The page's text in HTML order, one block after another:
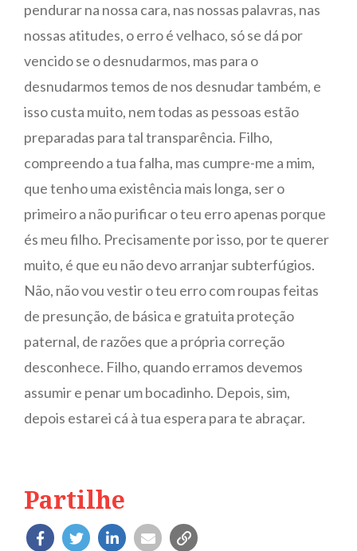
pendurar na nossa cara, nas nossas palavras, nas
nossas atitudes, o erro é velhaco, só se dá por
vencido se o desnudarmos, mas para o
desnudarmos temos de nos desnudar também, e
isso custa muito, nem todas as pessoas estão
preparadas para tal transparência. Filho,
compreendo a tua falha, mas cumpre-me a mim,
que tenho uma existência mais longa, ser o
primeiro a não purificar o teu erro apenas porque
és meu filho. Precisamente por isso, por te querer
muito, é que eu não devo arranjar subterfúgios.
Não, não vou vestir o teu erro com roupas feitas
de presunção, de básica e gratuita proteção
paternal, de razões que a própria correção
desconhece. Filho, quando erramos devemos
assumir e penar um bocadinho. Depois, sim,
depois estarei cá à tua espera para te abraçar.
Partilhe